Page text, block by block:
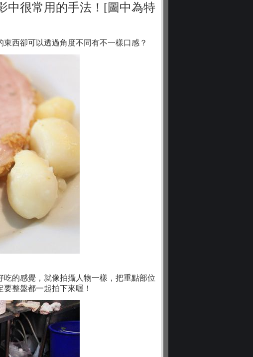
很常用的手法！ [圖中為特
西卻可以透過角度不同有不一樣口感？
的感覺，就像拍攝人物一樣，把重點部位
整盤都一起拍下來喔！